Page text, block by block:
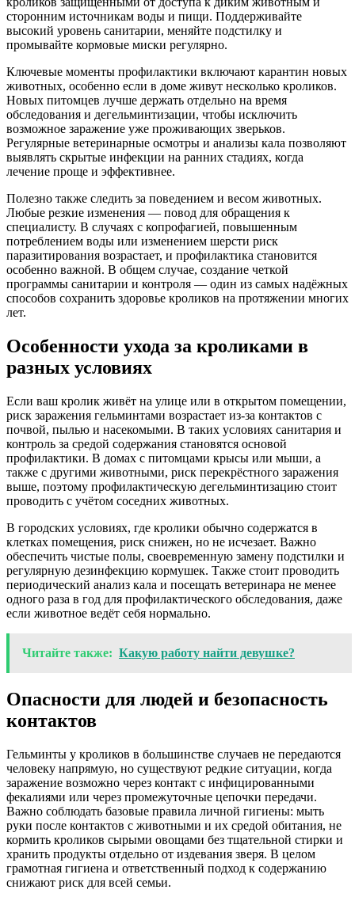
сторонним источникам воды и пищи. Поддерживайте
высокий уровень санитарии, меняйте подстилку и
промывайте кормовые миски регулярно.
Ключевые моменты профилактики включают карантин новых
животных, особенно если в доме живут несколько кроликов.
Новых питомцев лучше держать отдельно на время
обследования и дегельминтизации, чтобы исключить
возможное заражение уже проживающих зверьков.
Регулярные ветеринарные осмотры и анализы кала позволяют
выявлять скрытые инфекции на ранних стадиях, когда
лечение проще и эффективнее.
Полезно также следить за поведением и весом животных.
Любые резкие изменения — повод для обращения к
специалисту. В случаях с копрофагией, повышенным
потреблением воды или изменением шерсти риск
паразитирования возрастает, и профилактика становится
особенно важной. В общем случае, создание четкой
программы санитарии и контроля — один из самых надёжных
способов сохранить здоровье кроликов на протяжении многих
лет.
Особенности ухода за кроликами в
разных условиях
Если ваш кролик живёт на улице или в открытом помещении,
риск заражения гельминтами возрастает из‑за контактов с
почвой, пылью и насекомыми. В таких условиях санитария и
контроль за средой содержания становятся основой
профилактики. В домах с питомцами крысы или мыши, а
также с другими животными, риск перекрёстного заражения
выше, поэтому профилактическую дегельминтизацию стоит
проводить с учётом соседних животных.
В городских условиях, где кролики обычно содержатся в
клетках помещения, риск снижен, но не исчезает. Важно
обеспечить чистые полы, своевременную замену подстилки и
регулярную дезинфекцию кормушек. Также стоит проводить
периодический анализ кала и посещать ветеринара не менее
одного раза в год для профилактического обследования, даже
если животное ведёт себя нормально.
Читайте также: Какую работу найти девушке?
Опасности для людей и безопасность
контактов
Гельминты у кроликов в большинстве случаев не передаются
человеку напрямую, но существуют редкие ситуации, когда
заражение возможно через контакт с инфицированными
фекалиями или через промежуточные цепочки передачи.
Важно соблюдать базовые правила личной гигиены: мыть
руки после контактов с животными и их средой обитания, не
кормить кроликов сырыми овощами без тщательной стирки и
хранить продукты отдельно от издевания зверя. В целом
грамотная гигиена и ответственный подход к содержанию
снижают риск для всей семьи.